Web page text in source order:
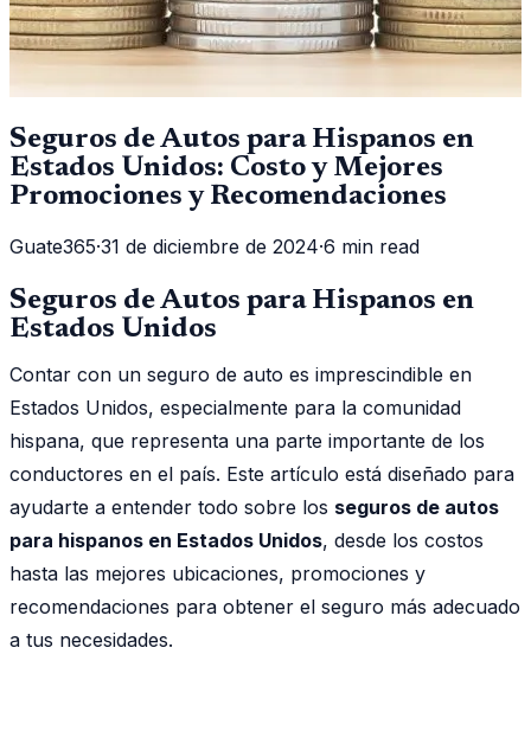
Seguros de Autos para Hispanos en
Estados Unidos: Costo y Mejores
Promociones y Recomendaciones
Guate365·31 de diciembre de 2024·6 min read
Seguros de Autos para Hispanos en
Estados Unidos
Contar con un seguro de auto es imprescindible en
Estados Unidos, especialmente para la comunidad
hispana, que representa una parte importante de los
conductores en el país. Este artículo está diseñado para
ayudarte a entender todo sobre los seguros de autos
para hispanos en Estados Unidos, desde los costos
hasta las mejores ubicaciones, promociones y
recomendaciones para obtener el seguro más adecuado
a tus necesidades.